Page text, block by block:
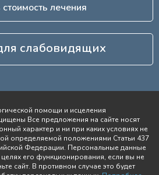
стоимость лечения
слабовидящих
помощи и исцеления
Все предложения на сайте носят
характер и ни при каких условиях не
определяемой положениями Статьи 437
Федерации. Персональные данные
его функционирования, если вы не
сайт. В противном случае это будет